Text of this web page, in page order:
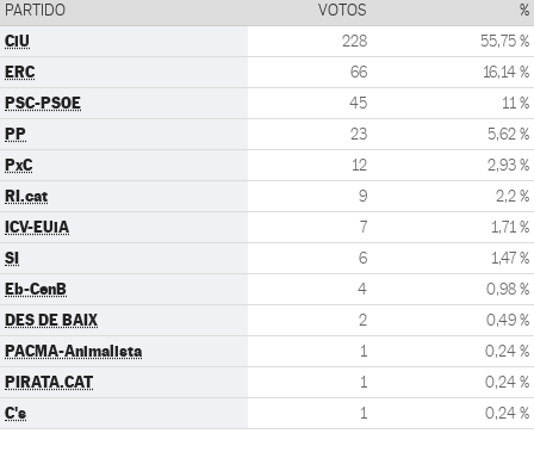
PARTIDO VOTOS %
CiU 228 55,75 %
ERC 66 16,14 %
PSC-PSOE 45 11 %
PP 23 5,62 %
PxC 12 2,93 %
RI.cat 9 2,2 %
ICV-EUiA 7 1,71 %
SI 6 1,47 %
Eb-CenB 4 0,98 %
DES DE BAIX 2 0,49 %
PACMA-Animalista 1 0,24 %
PIRATA.CAT 1 0,24 %
C's 1 0,24 %